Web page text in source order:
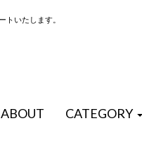
いたします。
ABOUT CATEGORY